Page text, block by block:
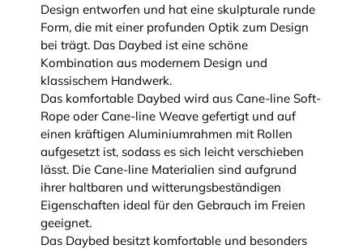
Design entworfen und hat eine skulpturale runde
Form, die mit einer profunden Optik zum Design
bei trägt. Das Daybed ist eine schöne
Kombination aus modernem Design und
klassischem Handwerk.
Das komfortable Daybed wird aus Cane-line Soft-
Rope oder Cane-line Weave gefertigt und auf
einen kräftigen Aluminiumrahmen mit Rollen
aufgesetzt ist, sodass es sich leicht verschieben
lässt. Die Cane-line Materialien sind aufgrund
ihrer haltbaren und witterungsbeständigen
Eigenschaften ideal für den Gebrauch im Freien
geeignet.
Das Daybed besitzt komfortable und besonders